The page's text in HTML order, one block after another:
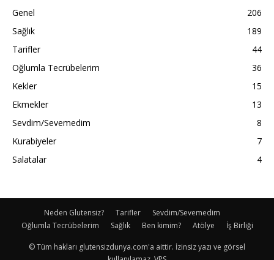
Genel
206
Sağlık
189
Tarifler
44
Oğlumla Tecrübelerim
36
Kekler
15
Ekmekler
13
Sevdim/Sevemedim
8
Kurabiyeler
7
Salatalar
4
Neden Glutensiz? Tarifler
Sevdim/Sevemedim
Oğlumla Tecrübelerim
Sağlık Ben kimim? Atölye İş Birliği
© Tüm hakları glutensizdunya.com'a aittir. İzinsiz yazı ve görsel